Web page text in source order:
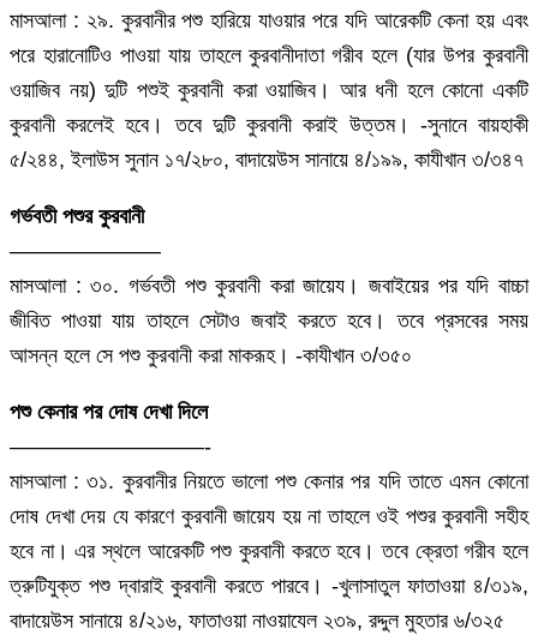
মাসআলা : ২৯. কুরবানীর পশু হারিয়ে যাওয়ার পরে যদি আরেকটি কেনা হয় এবং
পরে হারানোটিও পাওয়া যায় তাহলে কুরবানীদাতা গরীব হলে (যার উপর কুরবানী
ওয়াজিব নয়) দুটি পশুই কুরবানী করা ওয়াজিব। আর ধনী হলে কোনো একটি
কুরবানী করলেই হবে। তবে দুটি কুরবানী করাই উত্তম। -সুনানে বায়হাকী
৫/২৪৪, ইলাউস সুনান ১৭/২৮০, বাদায়েউস সানায়ে ৪/১৯৯, কাযীখান ৩/৩৪৭
গর্ভবতী পশুর কুরবানী
———————
মাসআলা : ৩০. গর্ভবতী পশু কুরবানী করা জায়েয। জবাইয়ের পর যদি বাচ্চা
জীবিত পাওয়া যায় তাহলে সেটাও জবাই করতে হবে। তবে প্রসবের সময়
আসন্ন হলে সে পশু কুরবানী করা মাকরূহ। -কাযীখান ৩/৩৫০
পশু কেনার পর দোষ দেখা দিলে
—————————-
মাসআলা : ৩১. কুরবানীর নিয়তে ভালো পশু কেনার পর যদি তাতে এমন কোনো
দোষ দেখা দেয় যে কারণে কুরবানী জায়েয হয় না তাহলে ওই পশুর কুরবানী সহীহ
হবে না। এর স্থলে আরেকটি পশু কুরবানী করতে হবে। তবে ক্রেতা গরীব হলে
ত্রুটিযুক্ত পশু দ্বারাই কুরবানী করতে পারবে। -খুলাসাতুল ফাতাওয়া ৪/৩১৯,
বাদায়েউস সানায়ে ৪/২১৬, ফাতাওয়া নাওয়াযেল ২৩৯, রদ্দুল মুহতার ৬/৩২৫